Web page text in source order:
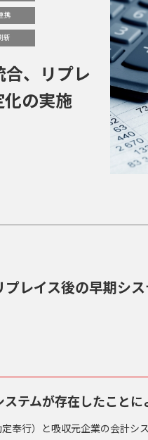
携
新
合、リプレ
化の実施
プレイス後の早期シ
テムが存在したこと
奉行）と吸収元企業の会計シ